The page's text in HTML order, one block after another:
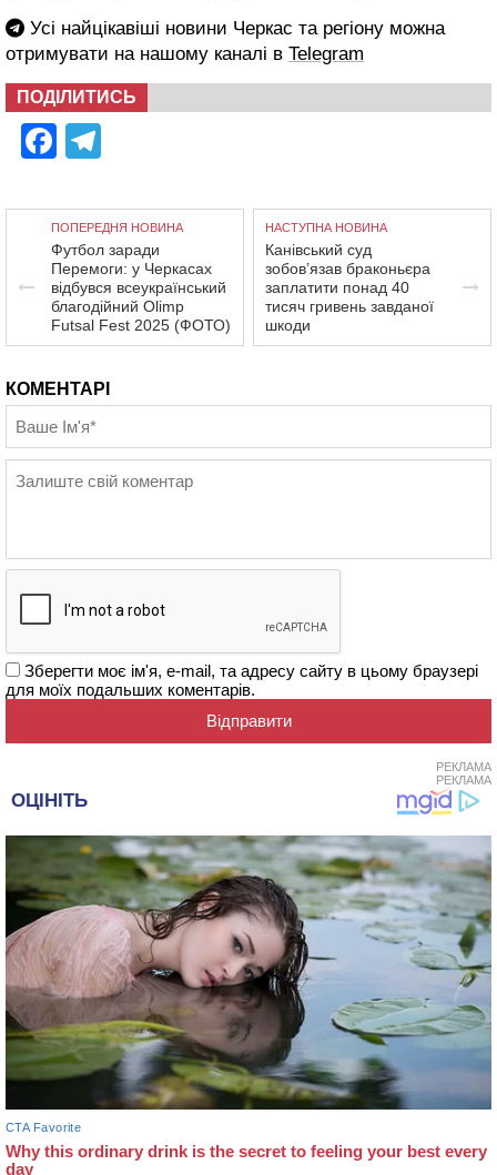
Усі найцікавіші новини Черкас та регіону можна
отримувати на нашому каналі в Telegram
ПОДІЛИТИСЬ
Facebook
ПОПЕРЕДНЯ НОВИНА
Футбол заради
Перемоги: у Черкасах
відбувся всеукраїнський
благодійний Olimp
Futsal Fest 2025 (ФОТО)
НАСТУПНА НОВИНА
Канівський суд
зобов’язав браконьєра
заплатити понад 40
тисяч гривень завданої
шкоди
КОМЕНТАРІ
Зберегти моє ім'я, e-mail, та адресу сайту в цьому браузері
для моїх подальших коментарів.
РЕКЛАМА
РЕКЛАМА